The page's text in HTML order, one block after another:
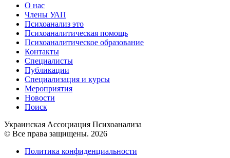
О нас
Члены УАП
Психоанализ это
Психоаналитическая помощь
Психоаналитическое образование
Контакты
Специалисты
Публикации
Специализация и курсы
Мероприятия
Новости
Поиск
Украинская Ассоциация Психоанализа
© Все права защищены. 2026
Политика конфиденциальности